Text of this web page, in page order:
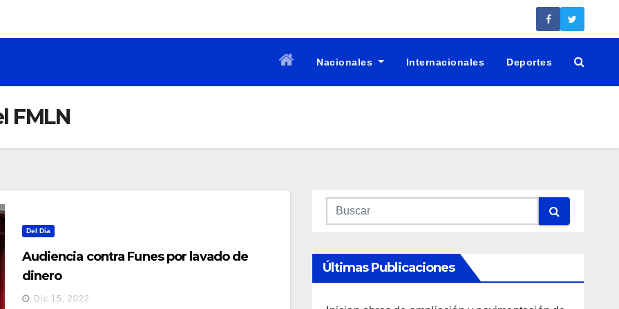
Nacionales Internacionales Deportes
FMLN
Del Día
Audiencia contra Funes por lavado de
dinero
Dic 15, 2022
Últimas Publicaciones